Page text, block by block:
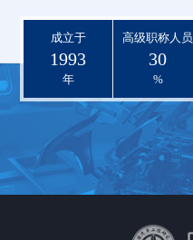
成立于
1993
年
高级职称人员
30
%